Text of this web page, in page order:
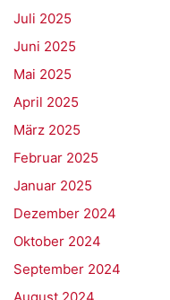
Juli 2025
Juni 2025
Mai 2025
April 2025
März 2025
Februar 2025
Januar 2025
Dezember 2024
Oktober 2024
September 2024